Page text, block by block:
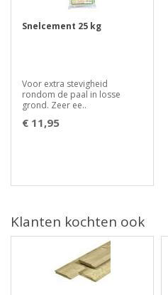
Snelcement 25 kg
Voor extra stevigheid
rondom de paal in losse
grond. Zeer ee..
€ 11,95
Klanten kochten ook